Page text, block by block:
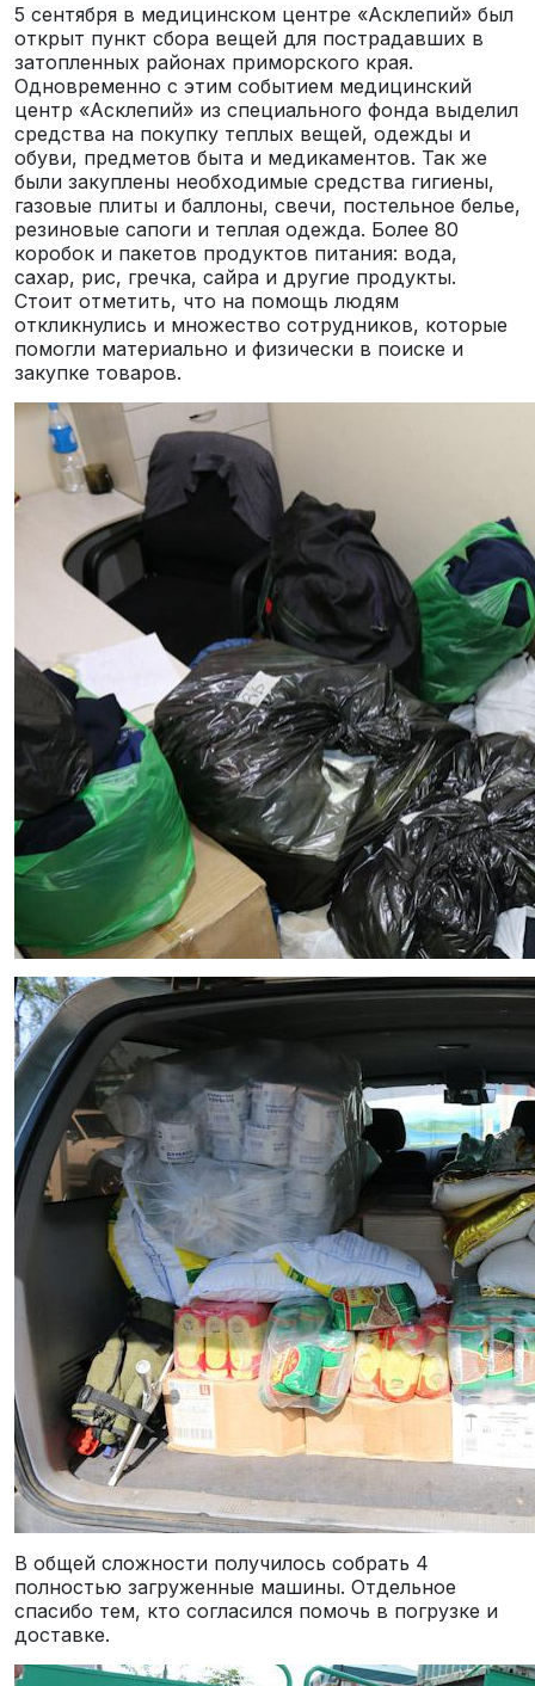
5 сентября в медицинском центре «Асклепий» был
открыт пункт сбора вещей для пострадавших в
затопленных районах приморского края.
Одновременно с этим событием медицинский
центр «Асклепий» из специального фонда выделил
средства на покупку теплых вещей, одежды и
обуви, предметов быта и медикаментов. Так же
были закуплены необходимые средства гигиены,
газовые плиты и баллоны, свечи, постельное белье,
резиновые сапоги и теплая одежда. Более 80
коробок и пакетов продуктов питания: вода,
сахар, рис, гречка, сайра и другие продукты.
Стоит отметить, что на помощь людям
откликнулись и множество сотрудников, которые
помогли материально и физически в поиске и
закупке товаров.
В общей сложности получилось собрать 4
полностью загруженные машины. Отдельное
спасибо тем, кто согласился помочь в погрузке и
доставке.